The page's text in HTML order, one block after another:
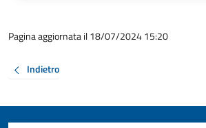
Pagina aggiornata il 18/07/2024 15:20
Indietro